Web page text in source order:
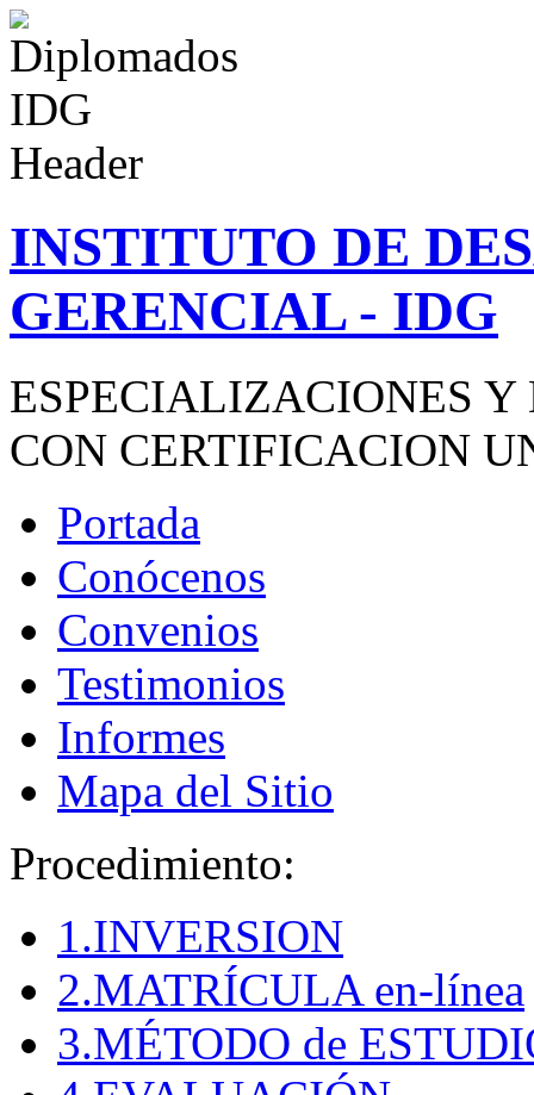
INSTITUTO DE
GERENCIAL - IDG
ESPECIALIZACIONES
CON CERTIFICACION
Portada
Conócenos
Convenios
Testimonios
Informes
Mapa del Sitio
Procedimiento:
1.INVERSION
2.MATRÍCULA en-línea
3.MÉTODO de